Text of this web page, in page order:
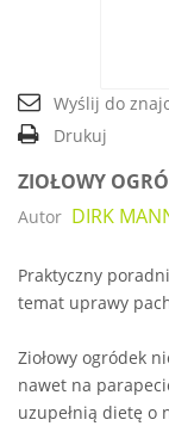
Wyślij do
Drukuj
ZIOŁOWY
Autor DIRK
Praktyczny
temat uprawy
Ziołowy ogródek
nawet na
uzupełnią dietę o